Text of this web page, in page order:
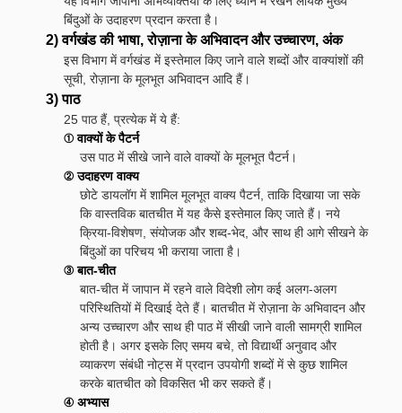
बिंदुओं के उदाहरण प्रदान करता है।
2) वर्गखंड की भाषा, रोज़ाना के अभिवादन और उच्चारण, अंक
इस विभाग में वर्गखंड में इस्तेमाल किए जाने वाले शब्दों और वाक्यांशों की
सूची, रोज़ाना के मूलभूत अभिवादन आदि हैं।
3) पाठ
25 पाठ हैं, प्रत्येक में ये हैं:
① वाक्यों के पैटर्न
उस पाठ में सीखे जाने वाले वाक्यों के मूलभूत पैटर्न।
② उदाहरण वाक्य
छोटे डायलॉग में शामिल मूलभूत वाक्य पैटर्न, ताकि दिखाया जा सके
कि वास्तविक बातचीत में यह कैसे इस्तेमाल किए जाते हैं। नये
क्रिया-विशेषण, संयोजक और शब्द-भेद, और साथ ही आगे सीखने के
बिंदुओं का परिचय भी कराया जाता है।
③ बात-चीत
बात-चीत में जापान में रहने वाले विदेशी लोग कई अलग-अलग
परिस्थितियों में दिखाई देते हैं। बातचीत में रोज़ाना के अभिवादन और
अन्य उच्चारण और साथ ही पाठ में सीखी जाने वाली सामग्री शामिल
होती है। अगर इसके लिए समय बचे, तो विद्यार्थी अनुवाद और
व्याकरण संबंधी नोट्स में प्रदान उपयोगी शब्दों में से कुछ शामिल
करके बातचीत को विकसित भी कर सकते हैं।
④ अभ्यास